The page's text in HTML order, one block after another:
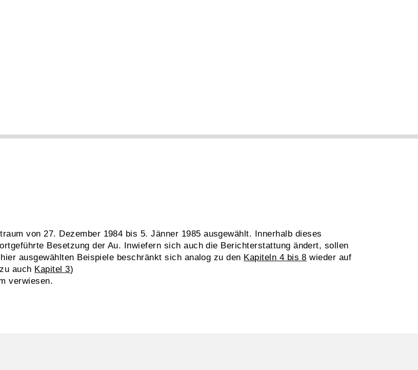
von 27. Dezember 1984 bis 5. Jänner 1985 ausgewählt. Innerhalb dieses
Besetzung der Au. Inwiefern sich auch die Berichterstattung ändert, sollen
ausgewählten Beispiele beschränkt sich analog zu den Kapiteln 4 bis 8 wieder auf
auch Kapitel 3)
verwiesen.